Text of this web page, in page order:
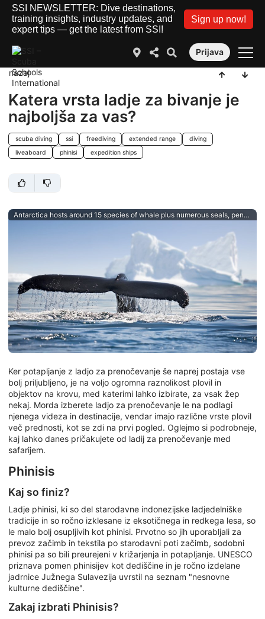
SSI NEWSLETTER: Dive destinations,
training insights, industry updates, and
expert tips — get the latest from SSI!
Sign up now!
Prijava
nazaj
Katera vrsta ladje za bivanje je
najboljša za vas?
scuba diving ssi freediving extended range
diving
liveaboard
phinisi expedition ships
Antarctica hosts around 15 species of whale plus numerous seals, penguins and more
Ker potapljanje z ladjo za prenočevanje še naprej postaja vse
bolj priljubljeno, je na voljo ogromna raznolikost plovil in
objektov na krovu, med katerimi lahko izbirate, za vsak žep
nekaj. Morda izberete ladjo za prenočevanje le na podlagi
njenega videza in destinacije, vendar imajo različne vrste plovil
več prednosti, kot se zdi na prvi pogled. Oglejmo si podrobneje,
kaj lahko danes pričakujete od ladij za prenočevanje med
safarijem.
Phinisis
Kaj so finiz?
Ladje phinisi, ki so del starodavne indonezijske ladjedelniške
tradicije in so ročno izklesane iz eksotičnega in redkega lesa, so
le malo bolj osupljivih kot phinisi. Prvotno so jih uporabljali za
prevoz začimb in tekstila po starodavni poti začimb, sodobni
phinisi pa so bili preurejeni v križarjenja in potapljanje. UNESCO
priznava pomen phinisijev kot dediščine in je ročno izdelane
jadrnice Južnega Sulavezija uvrstil na seznam "nesnovne
kulturne dediščine".
Zakaj izbrati Phinisis?